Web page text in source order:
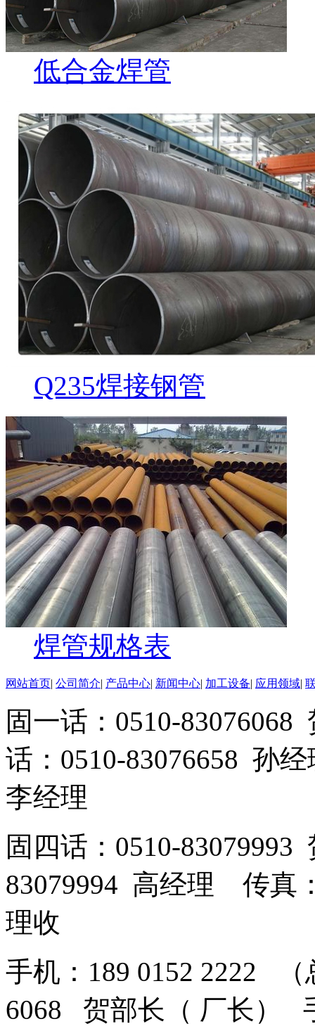
低合金焊管
Q235焊接钢管
焊管规格表
网站首页| 公司简介| 产品中心| 新闻中心| 加工设备| 应用领域|
固一话：0510-
话：0510-83076658 孙
李经理
固四话：0510-
83079994 高经理 传真
理收
手机：189 0152 2222
6068 贺部长（ 厂长）